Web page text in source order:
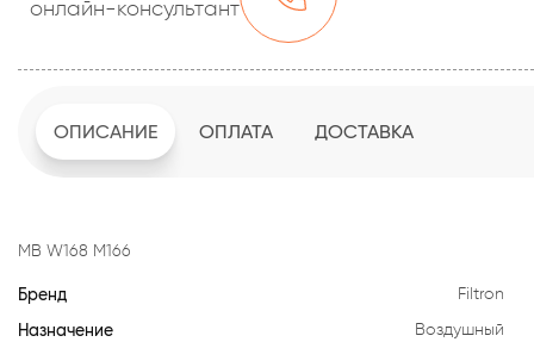
онлайн-консультант
ОПИСАНИЕ ОПЛАТА ДОСТАВКА
MB W168 M166
Бренд Filtron
Назначение Воздушный